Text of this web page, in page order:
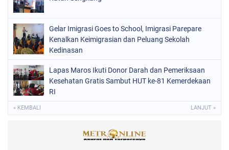
Gelar Imigrasi Goes to School, Imigrasi Parepare
Kenalkan Keimigrasian dan Peluang Sekolah
Kedinasan
Lapas Maros Ikuti Donor Darah dan Pemeriksaan
Kesehatan Gratis Sambut HUT ke-81 Kemerdekaan
RI
« KEMBALI LANJUT »